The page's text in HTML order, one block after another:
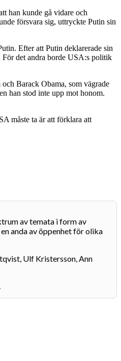
han kunde gå vidare och
försvara sig, uttryckte Putin sin
Efter att Putin deklarerade sin
det andra borde USA:s politik
Barack Obama, som vägrade
han stod inte upp mot honom.
måste ta är att förklara att
av temata i form av
anda av öppenhet för olika
Ulf Kristersson, Ann